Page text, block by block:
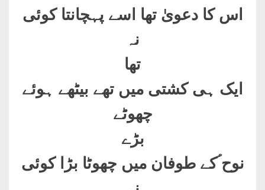
اس کا دعویٰ تھا اسے پہچانتا کوئی
نہ
تھا
ایک ہی کشتی میں تھے بیٹھے ہوئے
چھوٹے
بڑے
نوح ؑکے طوفان میں چھوٹا بڑا کوئی